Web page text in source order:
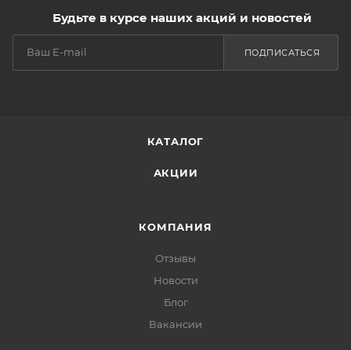
Будьте в курсе наших акций и новостей
ПОДПИСАТЬСЯ
КАТАЛОГ
АКЦИИ
КОМПАНИЯ
Отзывы
Новости
Блог
Вакансии